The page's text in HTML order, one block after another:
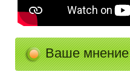
Ваше мнение